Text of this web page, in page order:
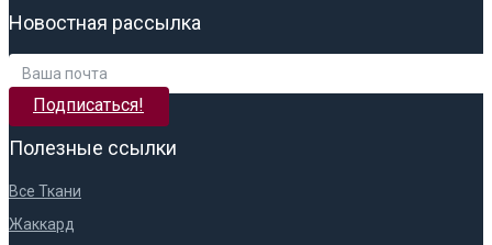
Новостная рассылка
Подписаться!
Полезные ссылки
Все Ткани
Жаккард